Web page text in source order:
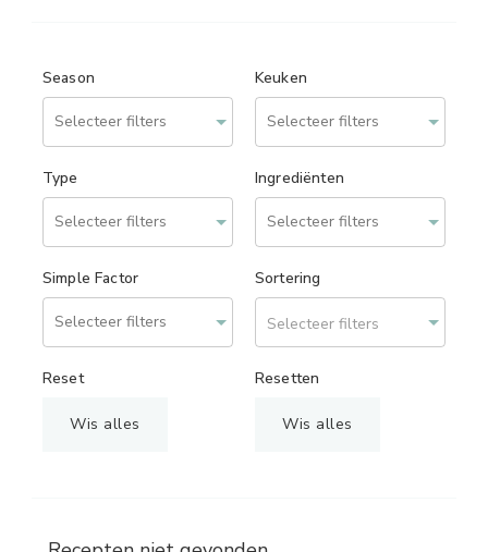
Season Keuken
Type Ingrediënten
Simple Factor Sortering
Selecteer filters
Reset
Wis alles
Resetten
Wis alles